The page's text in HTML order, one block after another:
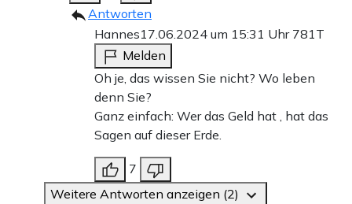
Antworten
Hannes17.06.2024 um 15:31 Uhr 781T
Melden
Oh je, das wissen Sie nicht? Wo leben
denn Sie?
Ganz einfach: Wer das Geld hat , hat das
Sagen auf dieser Erde.
7
Weitere Antworten anzeigen (2)